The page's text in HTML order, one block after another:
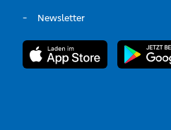
Newsletter